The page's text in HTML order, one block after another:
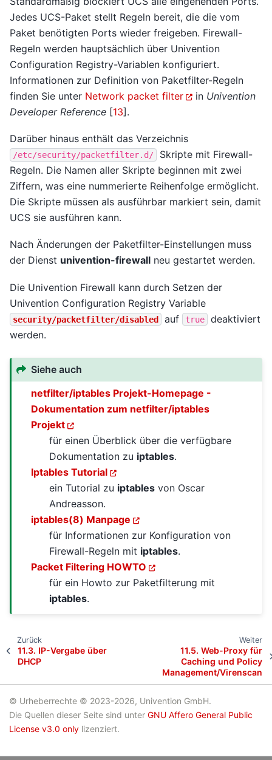
Jedes UCS-Paket stellt Regeln bereit, die die vom
Paket benötigten Ports wieder freigeben. Firewall-
Regeln werden hauptsächlich über Univention
Configuration Registry-Variablen konfiguriert.
Informationen zur Definition von Paketfilter-Regeln
finden Sie unter Network packet filter in Univention
Developer Reference [13].
Darüber hinaus enthält das Verzeichnis
/etc/security/packetfilter.d/
Skripte mit Firewall-
Regeln. Die Namen aller Skripte beginnen mit zwei
Ziffern, was eine nummerierte Reihenfolge ermöglicht.
Die Skripte müssen als ausführbar markiert sein, damit
UCS sie ausführen kann.
Nach Änderungen der Paketfilter-Einstellungen muss
der Dienst univention-firewall neu gestartet werden.
Die Univention Firewall kann durch Setzen der
Univention Configuration Registry Variable
security/packetfilter/disabled auf true
deaktiviert
werden.
Siehe auch
netfilter/iptables Projekt-Homepage -
Dokumentation zum netfilter/iptables
Projekt
für einen Überblick über die verfügbare
Dokumentation zu iptables.
Iptables Tutorial
ein Tutorial zu iptables von Oscar
Andreasson.
iptables(8) Manpage
für Informationen zur Konfiguration von
Firewall-Regeln mit iptables.
Packet Filtering HOWTO
für ein Howto zur Paketfilterung mit
iptables.
Zurück
11.3. IP-Vergabe über
DHCP
Weiter
11.5.Web-Proxy für
Caching und Policy
Management/Virenscan
© Urheberrechte © 2023-2026, Univention GmbH.
Die Quellen dieser Seite sind unter GNU Affero General Public
License v3.0 only lizenziert.